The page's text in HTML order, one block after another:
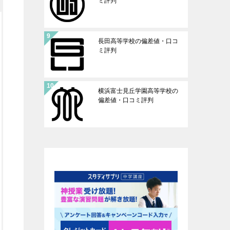
長田高等学校の偏差値・口コ
ミ評判
横浜富士見丘学園高等学校の
偏差値・口コミ評判